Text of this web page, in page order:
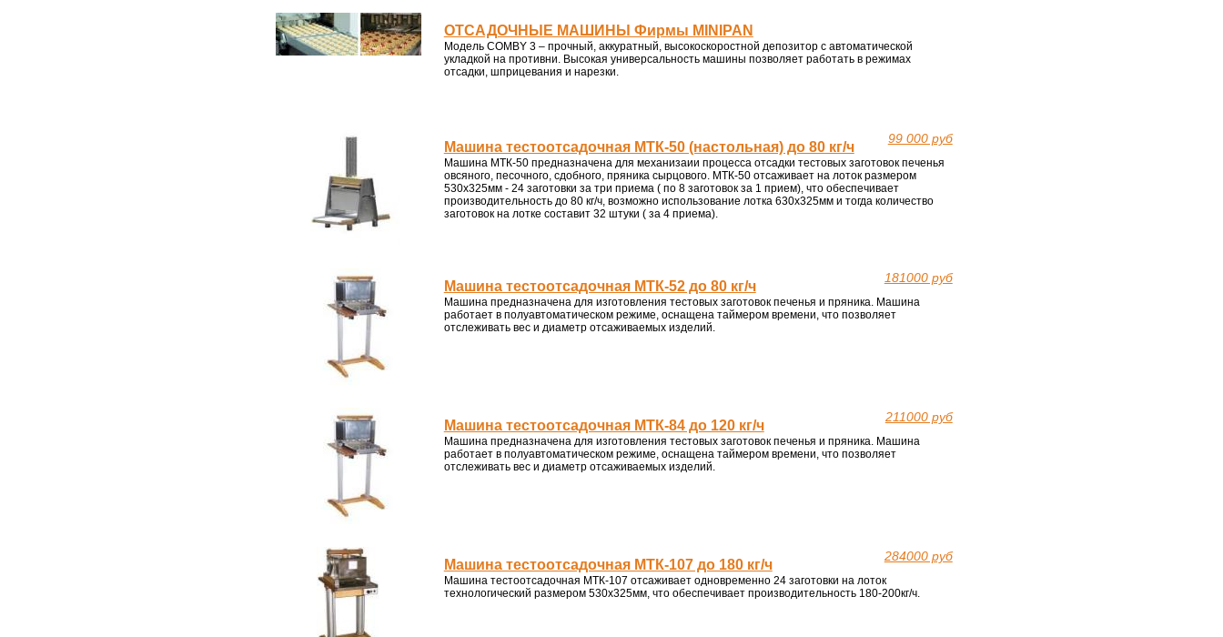
ОТСАДОЧНЫЕ МАШИНЫ Фирмы MINIPAN
Модель COMBY 3 – прочный, аккуратный, высокоскоростной депозитор с автоматической
укладкой на противни. Высокая универсальность машины позволяет работать в режимах
отсадки, шприцевания и нарезки.
99 000 руб
Машина тестоотсадочная МТК-50 (настольная) до 80 кг/ч
Машина МТК-50 предназначена для механизаии процесса отсадки тестовых заготовок печенья
овсяного, песочного, сдобного, пряника сырцового. МТК-50 отсаживает на лоток размером
530х325мм - 24 заготовки за три приема ( по 8 заготовок за 1 прием), что обеспечивает
производительность до 80 кг/ч, возможно использование лотка 630х325мм и тогда количество
заготовок на лотке составит 32 штуки ( за 4 приема).
181000 руб
Машина тестоотсадочная МТК-52 до 80 кг/ч
Машина предназначена для изготовления тестовых заготовок печенья и пряника. Машина
работает в полуавтоматическом режиме, оснащена таймером времени, что позволяет
отслеживать вес и диаметр отсаживаемых изделий.
211000 руб
Машина тестоотсадочная МТК-84 до 120 кг/ч
Машина предназначена для изготовления тестовых заготовок печенья и пряника. Машина
работает в полуавтоматическом режиме, оснащена таймером времени, что позволяет
отслеживать вес и диаметр отсаживаемых изделий.
284000 руб
Машина тестоотсадочная МТК-107 до 180 кг/ч
Машина тестоотсадочная МТК-107 отсаживает одновременно 24 заготовки на лоток
технологический размером 530х325мм, что обеспечивает производительность 180-200кг/ч.